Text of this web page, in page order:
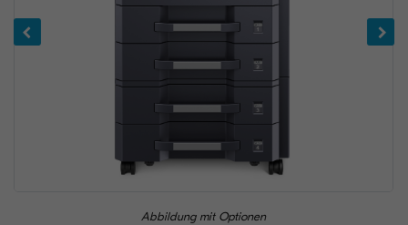
Abbildung mit Optionen